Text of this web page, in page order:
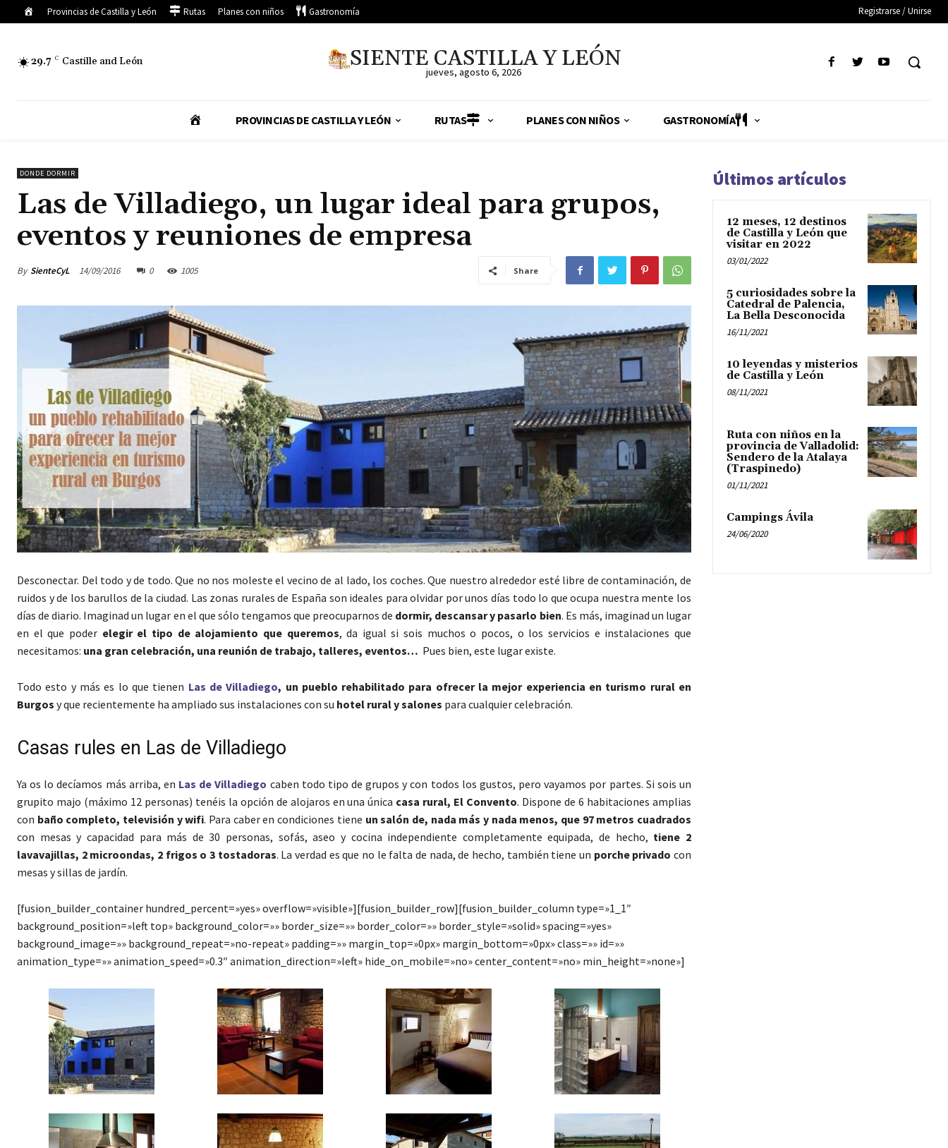
InicioProvincias de Castilla y León Rutas Planes con niños Gastronomía Registrarse / Unirse
29.7 C Castille and León SIENTE CASTILLA Y LEÓN
jueves, agosto 6, 2026
I
I
C
PROVINCIAS DE CASTILLA Y LEÓN RUTAS PLANES CON NIÑOS GASTRONOMÍA
DONDE DORMIR
Las de Villadiego, un lugar ideal para grupos,
eventos y reuniones de empresa
By SienteCyL 14/09/2016 0 1005 Share
Desconectar. Del todo y de todo. Que no nos moleste el vecino de al lado, los coches. Que nuestro alrededor esté libre de contaminación, de
ruidos y de los barullos de la ciudad. Las zonas rurales de España son ideales para olvidar por unos días todo lo que ocupa nuestra mente los
días de diario. Imaginad un lugar en el que sólo tengamos que preocuparnos de dormir, descansar y pasarlo bien. Es más, imaginad un lugar
en el que poder elegir el tipo de alojamiento que queremos, da igual si sois muchos o pocos, o los servicios e instalaciones que
necesitamos: una gran celebración, una reunión de trabajo, talleres, eventos… Pues bien, este lugar existe.
Todo esto y más es lo que tienen Las de Villadiego, un pueblo rehabilitado para ofrecer la mejor experiencia en turismo rural en
Burgos y que recientemente ha ampliado sus instalaciones con su hotel rural y salones para cualquier celebración.
Casas rules en Las de Villadiego
Ya os lo decíamos más arriba, en Las de Villadiego caben todo tipo de grupos y con todos los gustos, pero vayamos por partes. Si sois un
grupito majo (máximo 12 personas) tenéis la opción de alojaros en una única casa rural, El Convento. Dispone de 6 habitaciones amplias
con baño completo, televisión y wifi. Para caber en condiciones tiene un salón de, nada más y nada menos, que 97 metros cuadrados
con mesas y capacidad para más de 30 personas, sofás, aseo y cocina independiente completamente equipada, de hecho, tiene 2
lavavajillas, 2 microondas, 2 frigos o 3 tostadoras. La verdad es que no le falta de nada, de hecho, también tiene un porche privado con
mesas y sillas de jardín.
[fusion_builder_container hundred_percent=»yes» overflow=»visible»][fusion_builder_row][fusion_builder_column type=»1_1″
background_position=»left top» background_color=»» border_size=»» border_color=»» border_style=»solid» spacing=»yes»
background_image=»» background_repeat=»no-repeat» padding=»» margin_top=»0px» margin_bottom=»0px» class=»» id=»»
animation_type=»» animation_speed=»0.3″ animation_direction=»left» hide_on_mobile=»no» center_content=»no» min_height=»none»]
Últimos artículos
12 meses, 12 destinos
de Castilla y León que
visitar en 2022
03/01/2022
5 curiosidades sobre la
Catedral de Palencia,
La Bella Desconocida
16/11/2021
10 leyendas y misterios
de Castilla y León
08/11/2021
Ruta con niños en la
provincia de Valladolid:
Sendero de la Atalaya
(Traspinedo)
01/11/2021
Campings Ávila
24/06/2020